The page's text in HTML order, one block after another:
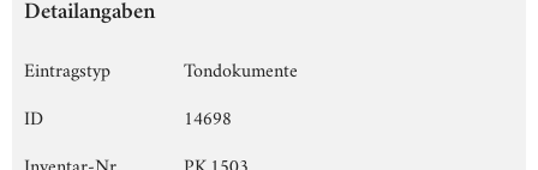
Detailangaben
Eintragstyp
Tondokumente
ID
14698
Inventar-Nr.
PK 1503